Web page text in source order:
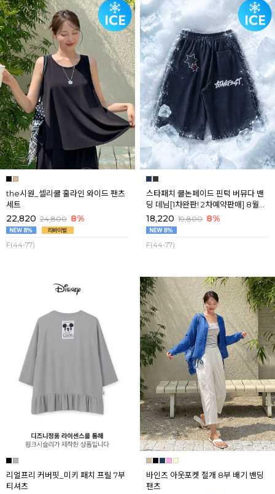
the시원_셀리쿨 훌라인 와이드 팬츠
세트
22,820 24,800 8%
F(44-77)
스타패치 쿨논페이드 핀턱 버뮤다 밴
딩 데님[1차완판! 2차예약판매] 8월셋
째주 순차배송
18,220 19,800 8%
F(44-77)
리얼프리 커버핏_미키 패치 프릴 7부
티셔츠
바인즈 아웃포켓 절개 8부 배기 밴딩
팬츠